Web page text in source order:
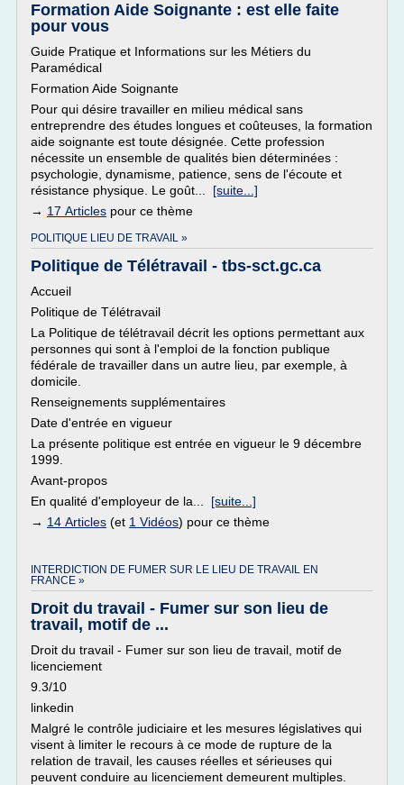
Formation Aide Soignante : est elle faite
pour vous
Guide Pratique et Informations sur les Métiers du
Paramédical
Formation Aide Soignante
Pour qui désire travailler en milieu médical sans
entreprendre des études longues et coûteuses, la formation
aide soignante est toute désignée. Cette profession
nécessite un ensemble de qualités bien déterminées :
psychologie, dynamisme, patience, sens de l'écoute et
résistance physique. Le goût... [suite...]
→ 17 Articles pour ce thème
POLITIQUE LIEU DE TRAVAIL »
Politique de Télétravail - tbs-sct.gc.ca
Accueil
Politique de Télétravail
La Politique de télétravail décrit les options permettant aux
personnes qui sont à l'emploi de la fonction publique
fédérale de travailler dans un autre lieu, par exemple, à
domicile.
Renseignements supplémentaires
Date d'entrée en vigueur
La présente politique est entrée en vigueur le 9 décembre
1999.
Avant-propos
En qualité d'employeur de la... [suite...]
→ 14 Articles (et 1 Vidéos) pour ce thème
INTERDICTION DE FUMER SUR LE LIEU DE TRAVAIL EN
FRANCE »
Droit du travail - Fumer sur son lieu de
travail, motif de ...
Droit du travail - Fumer sur son lieu de travail, motif de
licenciement
9.3/10
linkedin
Malgré le contrôle judiciaire et les mesures législatives qui
visent à limiter le recours à ce mode de rupture de la
relation de travail, les causes réelles et sérieuses qui
peuvent conduire au licenciement demeurent multiples.